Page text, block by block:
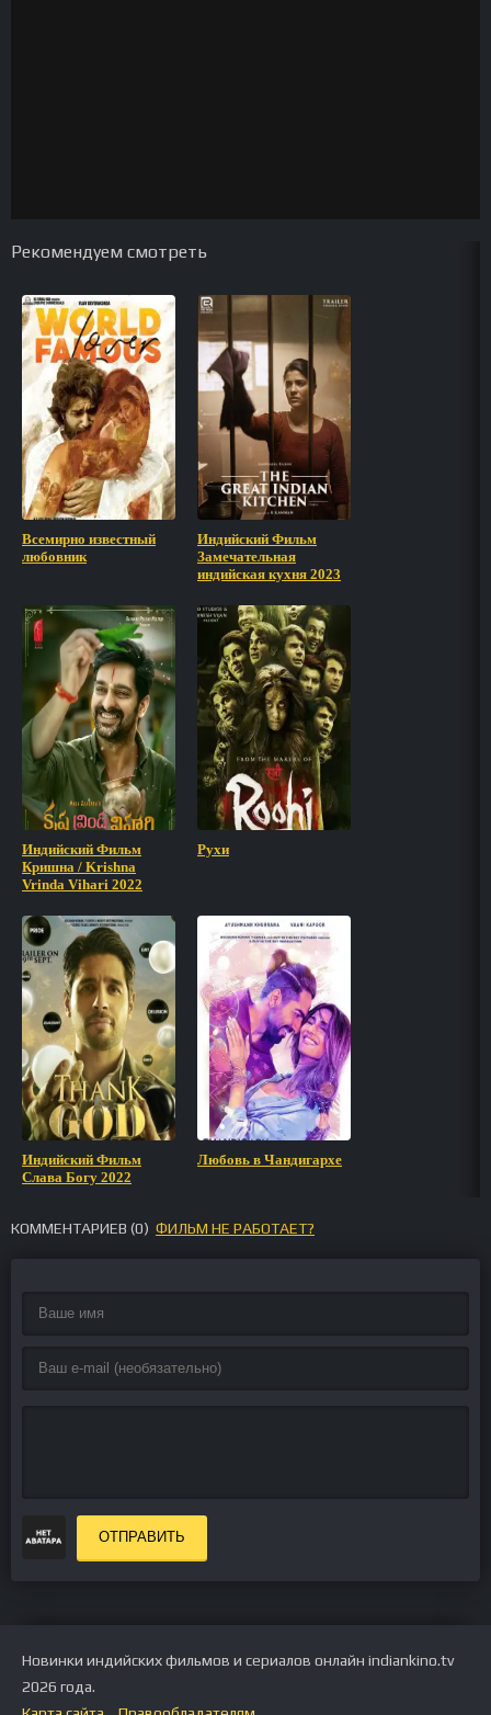
Рекомендуем смотреть
Всемирно известный
любовник
Индийский Фильм
Замечательная
индийская кухня 2023
Индийский Фильм
Кришна / Krishna
Vrinda Vihari 2022
Рухи
Индийский Фильм
Слава Богу 2022
Любовь в Чандигархе
КОММЕНТАРИЕВ (0) ФИЛЬМ НЕ РАБОТАЕТ?
ОТПРАВИТЬ
Новинки индийских фильмов и сериалов онлайн indiankino.tv
2026 года.